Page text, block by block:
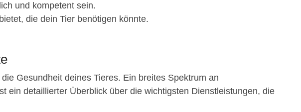
und kompetent sein.
die dein Tier benötigen könnte.
Gesundheit deines Tieres. Ein breites Spektrum an
ein detaillierter Überblick über die wichtigsten Dienstleistungen, die